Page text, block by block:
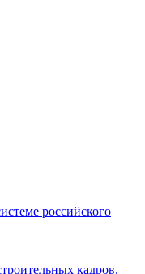
российского
кадров.